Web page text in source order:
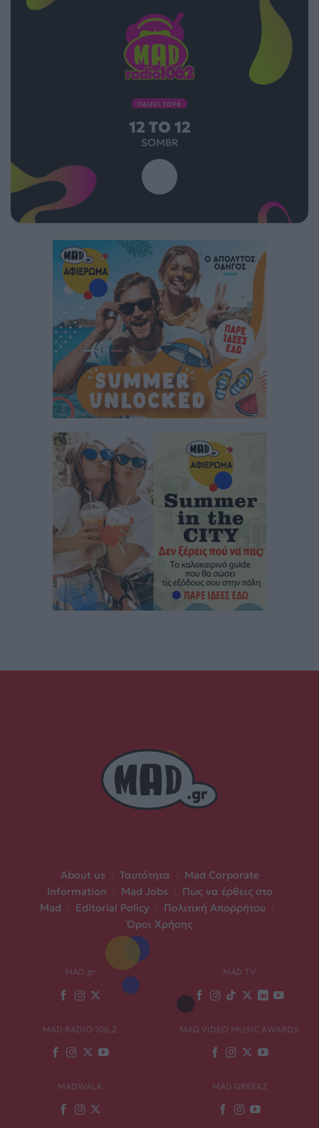
ΠΑΙΖΕΙ ΤΩΡΑ
12 TO 12
SOMBR
About us Ταυτότητα
Mad Corporate
Information
Mad Jobs
Πώς να έρθεις στο
Mad
Editorial Policy Πολιτική Απορρήτου
Όροι Χρήσης
MAD.gr MAD TV
MAD RADIO 106,2 MAD VIDEO MUSIC AWARDS
MADWALK MAD GREEKZ